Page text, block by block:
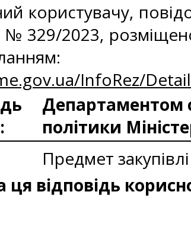
користувачу,
№ 329/2023,
InfoRez/
Департаментом
політики
Предмет закупівлі
ця відповідь